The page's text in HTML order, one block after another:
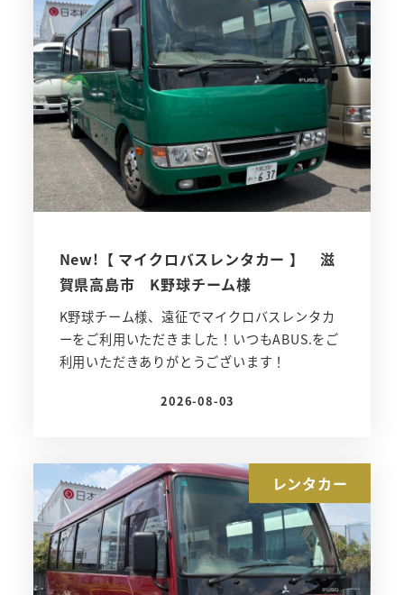
New!【 マイクロバスレンタカー 】 滋
賀県高島市 K野球チーム様
K野球チーム様、遠征でマイクロバスレンタカ
ーをご利用いただきました！いつもABUS.をご
利用いただきありがとうございます！
投稿日
2026-08-03
レンタカー